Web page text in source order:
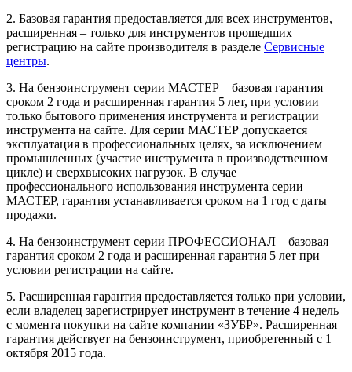
2. Базовая гарантия предоставляется для всех инструментов,
расширенная – только для инструментов прошедших
регистрацию на сайте производителя в разделе Сервисные
центры.
3. На бензоинструмент серии МАСТЕР – базовая гарантия
сроком 2 года и расширенная гарантия 5 лет, при условии
только бытового применения инструмента и регистрации
инструмента на сайте. Для серии МАСТЕР допускается
эксплуатация в профессиональных целях, за исключением
промышленных (участие инструмента в производственном
цикле) и сверхвысоких нагрузок. В случае
профессионального использования инструмента серии
МАСТЕР, гарантия устанавливается сроком на 1 год с даты
продажи.
4. На бензоинструмент серии ПРОФЕССИОНАЛ – базовая
гарантия сроком 2 года и расширенная гарантия 5 лет при
условии регистрации на сайте.
5. Расширенная гарантия предоставляется только при условии,
если владелец зарегистрирует инструмент в течение 4 недель
с момента покупки на сайте компании «ЗУБР». Расширенная
гарантия действует на бензоинструмент, приобретенный с 1
октября 2015 года.